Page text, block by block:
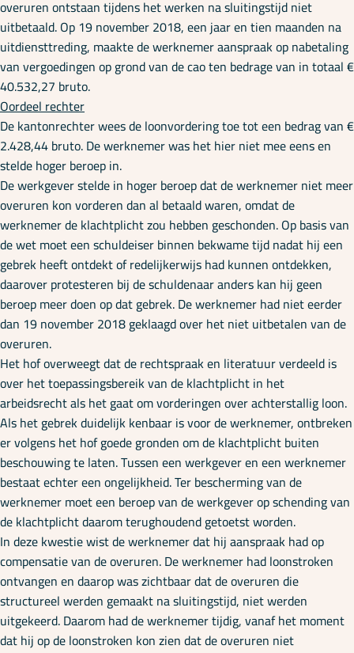
overuren ontstaan tijdens het werken na sluitingstijd niet
uitbetaald. Op 19 november 2018, een jaar en tien maanden na
uitdiensttreding, maakte de werknemer aanspraak op nabetaling
van vergoedingen op grond van de cao ten bedrage van in totaal €
40.532,27 bruto.
Oordeel rechter
De kantonrechter wees de loonvordering toe tot een bedrag van €
2.428,44 bruto. De werknemer was het hier niet mee eens en
stelde hoger beroep in.
De werkgever stelde in hoger beroep dat de werknemer niet meer
overuren kon vorderen dan al betaald waren, omdat de
werknemer de klachtplicht zou hebben geschonden. Op basis van
de wet moet een schuldeiser binnen bekwame tijd nadat hij een
gebrek heeft ontdekt of redelijkerwijs had kunnen ontdekken,
daarover protesteren bij de schuldenaar anders kan hij geen
beroep meer doen op dat gebrek. De werknemer had niet eerder
dan 19 november 2018 geklaagd over het niet uitbetalen van de
overuren.
Het hof overweegt dat de rechtspraak en literatuur verdeeld is
over het toepassingsbereik van de klachtplicht in het
arbeidsrecht als het gaat om vorderingen over achterstallig loon.
Als het gebrek duidelijk kenbaar is voor de werknemer, ontbreken
er volgens het hof goede gronden om de klachtplicht buiten
beschouwing te laten. Tussen een werkgever en een werknemer
bestaat echter een ongelijkheid. Ter bescherming van de
werknemer moet een beroep van de werkgever op schending van
de klachtplicht daarom terughoudend getoetst worden.
In deze kwestie wist de werknemer dat hij aanspraak had op
compensatie van de overuren. De werknemer had loonstroken
ontvangen en daarop was zichtbaar dat de overuren die
structureel werden gemaakt na sluitingstijd, niet werden
uitgekeerd. Daarom had de werknemer tijdig, vanaf het moment
dat hij op de loonstroken kon zien dat de overuren niet